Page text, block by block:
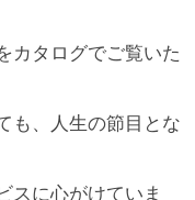
タログでご覧いた
も、人生の節目とな
スに心がけていま